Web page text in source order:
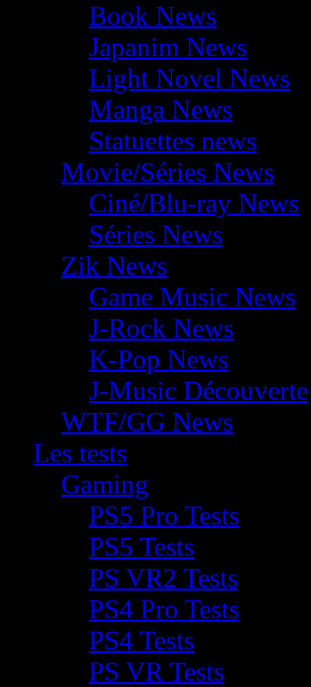
Book News
Japanim News
Light Novel News
Manga News
Statuettes news
Movie/Séries News
Ciné/Blu-ray News
Séries News
Zik News
Game Music News
J-Rock News
K-Pop News
J-Music Découverte
WTF/GG News
Les tests
Gaming
PS5 Pro Tests
PS5 Tests
PS VR2 Tests
PS4 Pro Tests
PS4 Tests
PS VR Tests